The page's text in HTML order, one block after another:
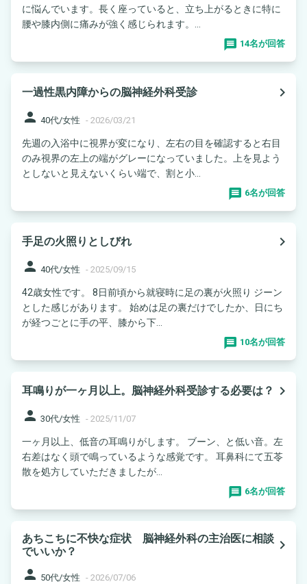
に悩んでいます。長く座っていると、立ち上がるときに特に
腰や膝内側に痛みが強く感じられます。...
14名が回答
一過性黒内障からの脳神経外科受診
navigate_next
person 40代/女性 - 2026/03/21
先週の入浴中に視界が変になり、左右の目を確認すると右目
のみ視界の左上の端がグレーになっていました。上を見よう
としないと見えないくらい端で、割と小...
6名が回答
手足の火照りとしびれ
navigate_next
person 40代/女性 - 2025/09/15
42歳女性です。 8日前頃から就寝時に足の裏が火照り ジーン
とした感じがあります。 始めは足の裏だけでしたか、日にち
が経つごとに手の平、膝から下...
10名が回答
耳鳴りが一ヶ月以上。脳神経外科受診する必要は？ navigate_next
person 30代/女性 - 2025/11/07
一ヶ月以上、低音の耳鳴りがします。 ブーン、と低い音。左
右差はなく頭で鳴っているような感覚です。 耳鼻科にて五苓
散を処方していただきましたが...
6名が回答
あちこちに不快な症状 脳神経外科の主治医に相談
でいいか？
navigate_next
person 50代/女性 - 2026/07/06